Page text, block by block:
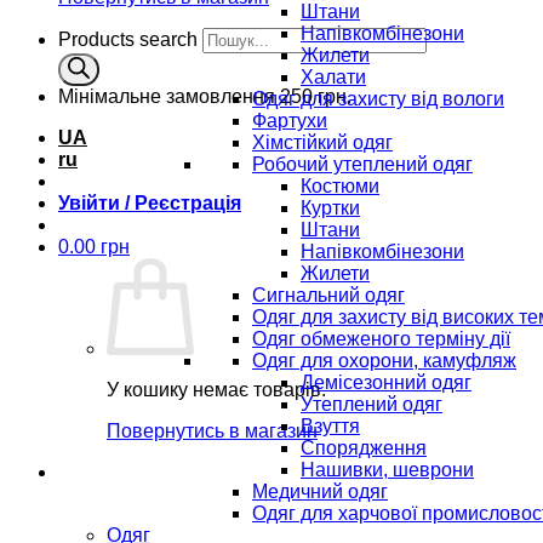
Products search
Мінімальне замовлення250 грн.
UA
ru
Увійти / Реєстрація
0.00 грн
У кошику немає товарів.
Повернутись в магазин
Штани
Напівкомбінезони
Жилети
Халати
Одяг для захисту від вологи
Фартухи
Хімстійкий одяг
Робочий утеплений одяг
Костюми
Куртки
Штани
Напівкомбінезони
Жилети
Сигнальний одяг
Одяг для захисту від високих
Одяг обмеженого терміну дії
Одяг для охорони, камуфляж
Демісезонний одяг
Утеплений одяг
Взуття
Спорядження
Нашивки, шеврони
Медичний одяг
Одяг для харчової
Одяг